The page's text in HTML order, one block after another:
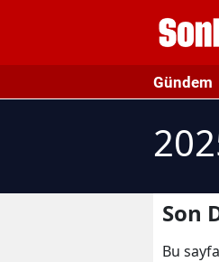
Gündem
Son
Bu